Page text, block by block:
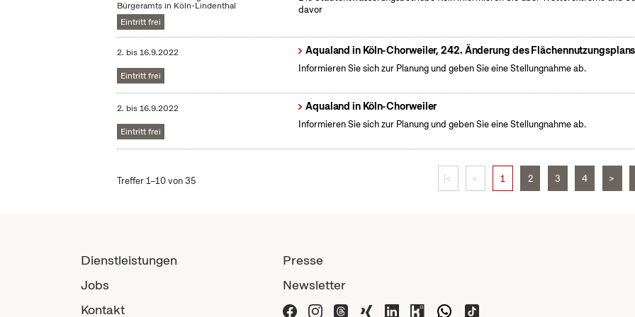
Bürgeramts in Köln-Lindenthal
Eintritt frei
davor
2. bis16.9.2022
Eintritt frei
Aqualand in Köln-Chorweiler, 242. Änderung des Flächennutzungsplans
Informieren Sie sich zur Planung und geben Sie eine Stellungnahme ab.
2. bis16.9.2022
Eintritt frei
Aqualand in Köln-Chorweiler
Informieren Sie sich zur Planung und geben Sie eine Stellungnahme ab.
Treffer 1–10 von 35 |< < 1 2 3 4 >
Dienstleistungen
Jobs
Kontakt
Presse
Newsletter